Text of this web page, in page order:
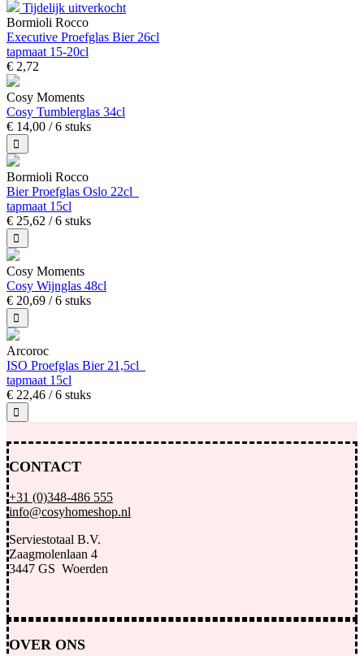
Tijdelijk uitverkocht
Bormioli Rocco
Executive Proefglas Bier 26cl
tapmaat 15-20cl
€ 2,72
Cosy Moments
Cosy Tumblerglas 34cl
€ 14,00 / 6 stuks
Bormioli Rocco
Bier Proefglas Oslo 22cl
tapmaat 15cl
€ 25,62 / 6 stuks
Cosy Moments
Cosy Wijnglas 48cl
€ 20,69 / 6 stuks
Arcoroc
ISO Proefglas Bier 21,5cl
tapmaat 15cl
€ 22,46 / 6 stuks
CONTACT
+31 (0)348-486 555
info@cosyhomeshop.nl
Serviestotaal B.V.
Zaagmolenlaan 4
3447 GS Woerden
OVER ONS